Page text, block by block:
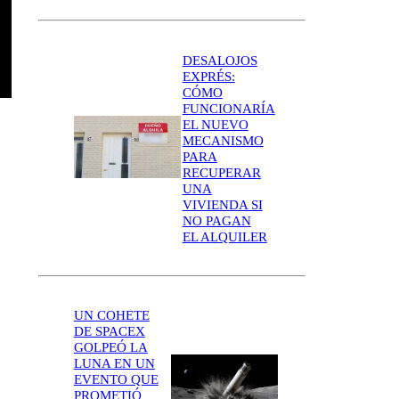
DESALOJOS
EXPRÉS:
CÓMO
FUNCIONARÍA
EL NUEVO
MECANISMO
PARA
RECUPERAR
UNA
VIVIENDA SI
NO PAGAN
EL ALQUILER
UN COHETE
DE SPACEX
GOLPEÓ LA
LUNA EN UN
EVENTO QUE
PROMETIÓ